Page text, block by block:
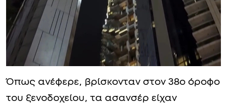
Όπως ανέφερε, βρίσκονταν στον 38ο όροφο
του ξενοδοχείου, τα ασανσέρ είχαν